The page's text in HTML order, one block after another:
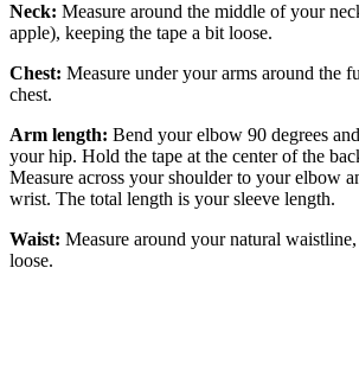
Neck: Measure around the middle of your
apple), keeping the tape a bit loose.
Chest: Measure under your arms around the
chest.
Arm length: Bend your elbow 90 degrees
your hip. Hold the tape at the center of the
Measure across your shoulder to your elbow
wrist. The total length is your sleeve length.
Waist: Measure around your natural
loose.